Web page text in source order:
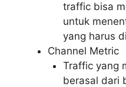
traffic bisa
untuk
yang harus
Channel Metric
Traffic yang
berasal dari